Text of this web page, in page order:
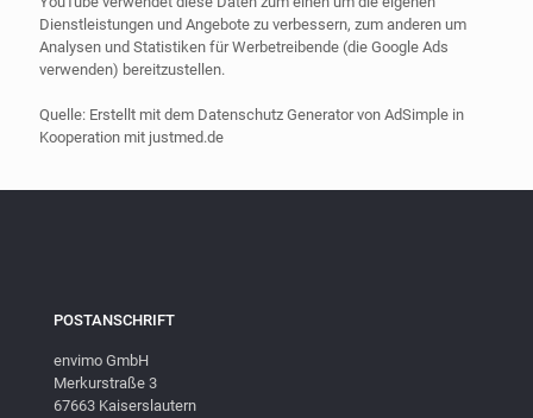
Dienstleistungen und Angebote zu verbessern, zum anderen um
Analysen und Statistiken für Werbetreibende (die Google Ads
verwenden) bereitzustellen.
Quelle: Erstellt mit dem Datenschutz Generator von AdSimple in
Kooperation mit justmed.de
POSTANSCHRIFT
envimo GmbH
Merkurstraße 3
67663 Kaiserslautern